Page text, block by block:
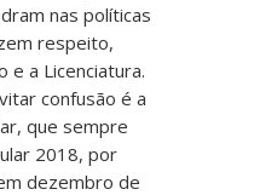
nas políticas
respeito,
e a Licenciatura.
confusão é a
que sempre
2018, por
dezembro de